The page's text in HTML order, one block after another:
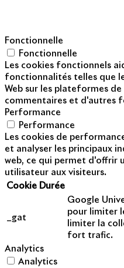
Fonctionnelle
Fonctionnelle
Les cookies fonctionnels
fonctionnalités telles que
Web sur les plateformes
commentaires et d'autres
Performance
Performance
Les cookies de
et analyser les principaux
web, ce qui permet d'offrir
utilisateur aux visiteurs.
Cookie Durée
_gat
Google
pour limiter
limiter la
fort trafic.
Analytics
Analytics